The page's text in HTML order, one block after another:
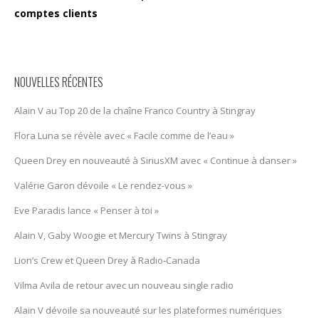
comptes clients
NOUVELLES RÉCENTES
Alain V au Top 20 de la chaîne Franco Country à Stingray
Flora Luna se révèle avec « Facile comme de l’eau »
Queen Drey en nouveauté à SiriusXM avec « Continue à danser »
Valérie Garon dévoile « Le rendez-vous »
Eve Paradis lance « Penser à toi »
Alain V, Gaby Woogie et Mercury Twïns à Stingray
Lion’s Crew et Queen Drey à Radio-Canada
Vilma Avila de retour avec un nouveau single radio
Alain V dévoile sa nouveauté sur les plateformes numériques